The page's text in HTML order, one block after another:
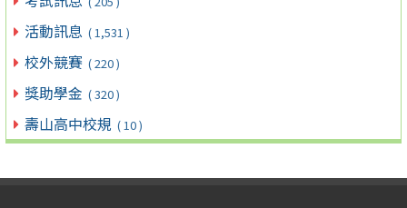
活動訊息 ( 1,531 )
校外競賽 ( 220 )
獎助學金 ( 320 )
壽山高中校規 ( 10 )